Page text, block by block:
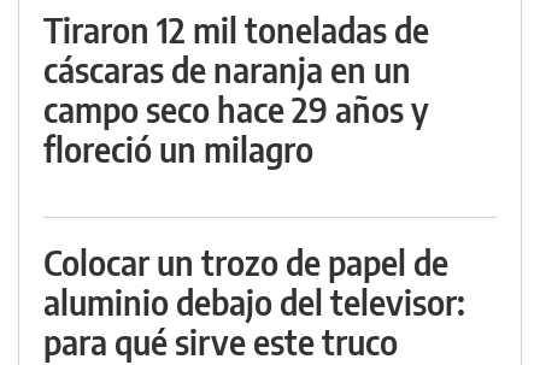
Tiraron 12 mil toneladas de
cáscaras de naranja en un
campo seco hace 29 años y
floreció un milagro
Colocar un trozo de papel de
aluminio debajo del televisor:
para qué sirve este truco